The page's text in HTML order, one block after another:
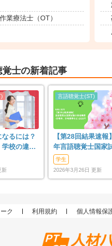
業療法士（OT）
士の新着記事
るには？
校の違い
目指し方
新
【第28回結果速報
年言語聴覚士国家
合格発表-合格点、
準、合格率など-
学生
2026年3月26日 更新
ク 利用規約 個人情報保